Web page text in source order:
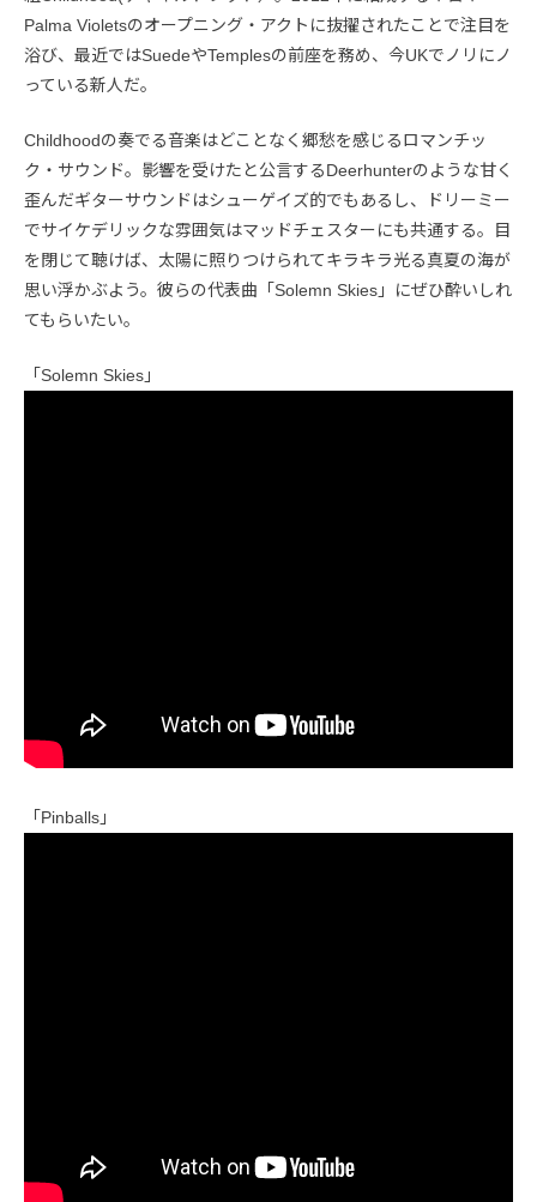
Palma Violetsのオープニング・アクトに抜擢されたことで注目を
浴び、最近ではSuedeやTemplesの前座を務め、今UKでノリにノ
っている新人だ。
Childhoodの奏でる音楽はどことなく郷愁を感じるロマンチッ
ク・サウンド。影響を受けたと公言するDeerhunterのような甘く
歪んだギターサウンドはシューゲイズ的でもあるし、ドリーミー
でサイケデリックな雰囲気はマッドチェスターにも共通する。目
を閉じて聴けば、太陽に照りつけられてキラキラ光る真夏の海が
思い浮かぶよう。彼らの代表曲「Solemn Skies」にぜひ酔いしれ
てもらいたい。
「Solemn Skies」
「Pinballs」